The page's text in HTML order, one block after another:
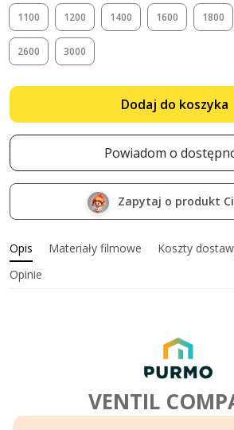
1100 1200 1400 1600 1800
2600 3000
Dodaj do koszyka
Powiadom o
Zapytaj o produkt
Opis Materiały filmowe Koszty
Opinie
VENTIL